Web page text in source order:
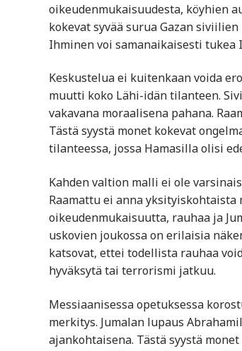
oikeudenmukaisuudesta, köyhien
kokevat syvää surua Gazan
Ihminen voi samanaikaisesti
Keskustelua ei kuitenkaan voida
muutti koko Lähi-idän tilanteen.
vakavana moraalisena pahana.
Tästä syystä monet kokevat
tilanteessa, jossa Hamasilla olisi
Kahden valtion malli ei ole
Raamattu ei anna
oikeudenmukaisuutta, rauhaa ja
uskovien joukossa on erilaisia
katsovat, ettei todellista rauhaa
hyväksytä tai terrorismi jatkuu.
Messiaanisessa opetuksessa
merkitys. Jumalan lupaus
ajankohtaisena. Tästä syystä